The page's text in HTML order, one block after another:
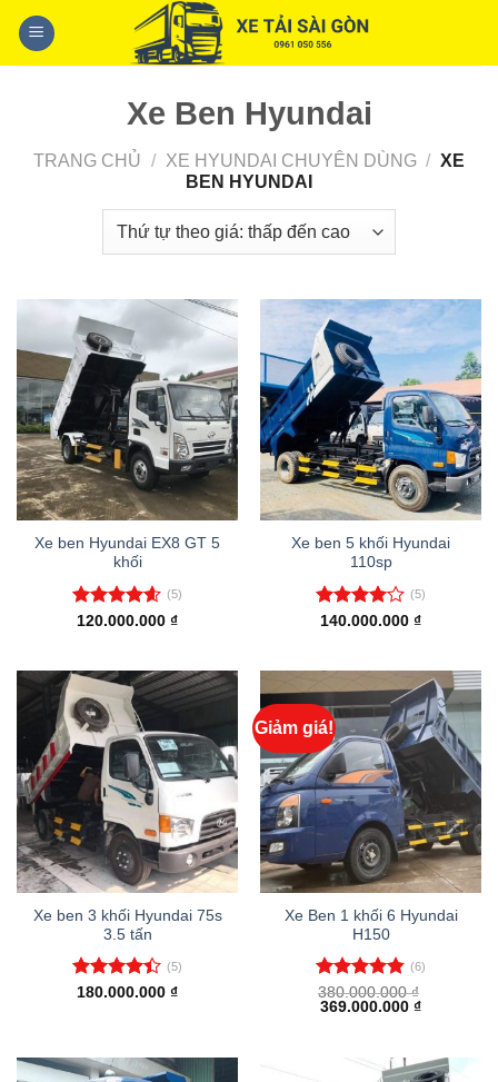
Skip
content
Xe Ben Hyundai
TRANG CHỦ / XE HYUNDAI CHUYÊN DÙNG / XE
BEN HYUNDAI
Xe ben Hyundai EX8 GT 5
khối
Được xếp
(5)
120.000.000 ₫
Xe ben 5 khối Hyundai
110sp
Được
sao
(5)
140.000.000 ₫
Xe ben 3 khối Hyundai 75s
3.5 tấn
Được xếp
(5)
180.000.000 ₫
Giảm giá!
Xe Ben 1 khối 6 Hyundai
H150
Được xếp
hạng4.83
(6)
380.000.000₫
Giá
369.000.000 ₫Giá